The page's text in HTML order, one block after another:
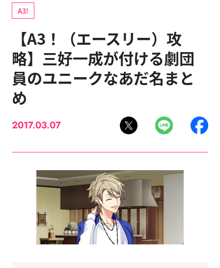
A3!
【A3！（エースリー）攻
略】三好一成が付ける劇団
員のユニークなあだ名まと
め
2017.03.07